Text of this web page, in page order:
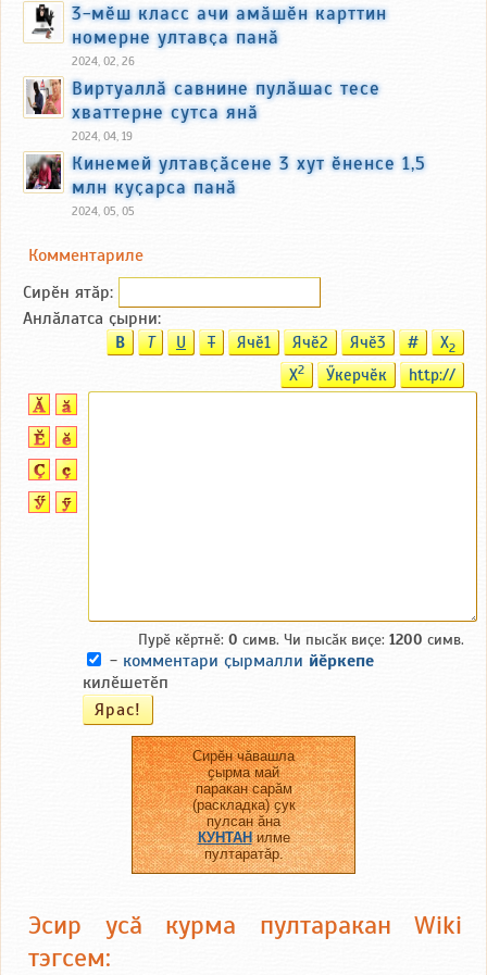
3-мӗш класс ачи амӑшӗн карттин
номерне ултавҫа панӑ
2024, 02, 26
Виртуаллӑ савнине пулӑшас тесе
хваттерне сутса янӑ
2024, 04, 19
Кинемей ултавҫӑсене 3 хут ӗненсе 1,5
млн куҫарса панӑ
2024, 05, 05
Комментариле
Сирӗн ятӑp:
Анлӑлатса ҫырни:
B T U T Ячӗ1 Ячӗ2 Ячӗ3 # X2
X2 Ӳкерчӗк http://
Пурӗ кӗртнӗ: 0 симв. Чи пысӑк виҫе: 1200 симв.
- комментари ҫырмалли йӗркепе
килӗшетӗп
Сирӗн чӑвашла
ҫырма май
паракан сарӑм
(раскладка) ҫук
пулсан ӑна
КУНТАНилме
пултаратӑр.
Эсир усӑ курма пултаракан Wiki
тэгсем: